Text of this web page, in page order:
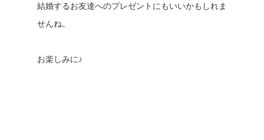
結婚するお友達へのプレゼントにもいいかもしれま
せんね。
お楽しみに♪